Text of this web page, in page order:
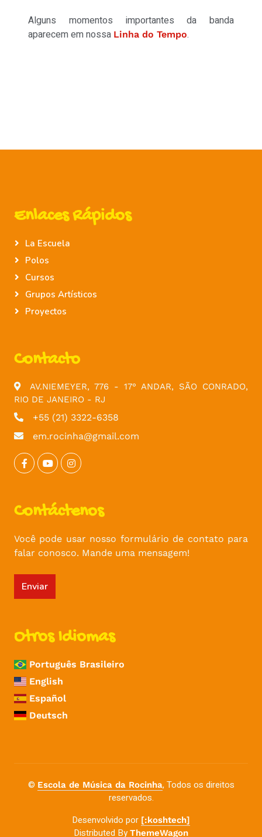
Alguns momentos importantes da banda
aparecem em nossa Linha do Tempo.
Enlaces Rápidos
La Escuela
Polos
Cursos
Grupos Artísticos
Proyectos
Contacto
AV.NIEMEYER, 776 - 17° ANDAR, SÃO CONRADO,
RIO DE JANEIRO - RJ
+55 (21) 3322-6358
em.rocinha@gmail.com
Contáctenos
Você pode usar nosso formulário de contato para
falar conosco. Mande uma mensagem!
Enviar
Otros Idiomas
Português Brasileiro
English
Español
Deutsch
© Escola de Música da Rocinha, Todos os direitos
reservados.
Desenvolvido por [:koshtech]
Distributed ByThemeWagon